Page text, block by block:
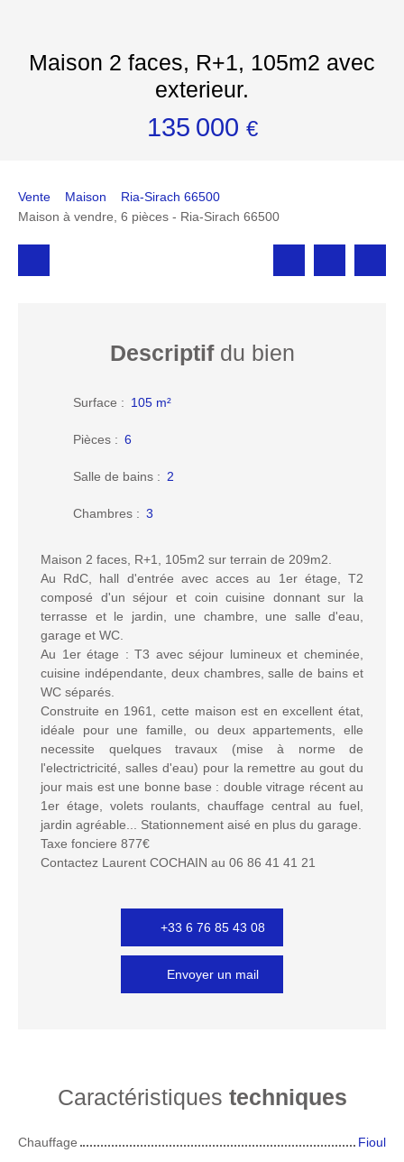
Maison 2 faces, R+1, 105m2 avec
exterieur.
135 000 €
Vente Maison
Ria-Sirach 66500
Maison à vendre, 6 pièces - Ria-Sirach 66500
Descriptifdu bien
Surface : 105 m²
Pièces : 6
Salle de bains : 2
Chambres : 3
Maison 2 faces, R+1, 105m2 sur terrain de 209m2.
Au RdC, hall d'entrée avec acces au 1er étage, T2
composé d'un séjour et coin cuisine donnant sur la
terrasse et le jardin, une chambre, une salle d'eau,
garage et WC.
Au 1er étage : T3 avec séjour lumineux et cheminée,
cuisine indépendante, deux chambres, salle de bains et
WC séparés.
Construite en 1961, cette maison est en excellent état,
idéale pour une famille, ou deux appartements, elle
necessite quelques travaux (mise à norme de
l'electrictricité, salles d'eau) pour la remettre au gout du
jour mais est une bonne base : double vitrage récent au
1er étage, volets roulants, chauffage central au fuel,
jardin agréable... Stationnement aisé en plus du garage.
Taxe fonciere 877€
Contactez Laurent COCHAIN au 06 86 41 41 21
+33 6 76 85 43 08
Envoyer un mail
Caractéristiques techniques
Chauffage
Fioul